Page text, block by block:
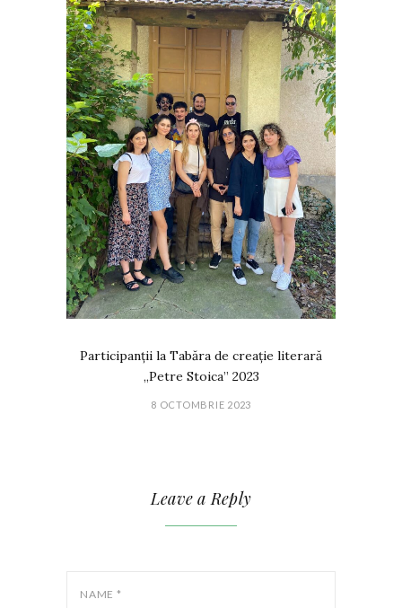
Participanții la Tabăra de creație literară
„Petre Stoica” 2023
8 OCTOMBRIE 2023
Leave a Reply
NAME *